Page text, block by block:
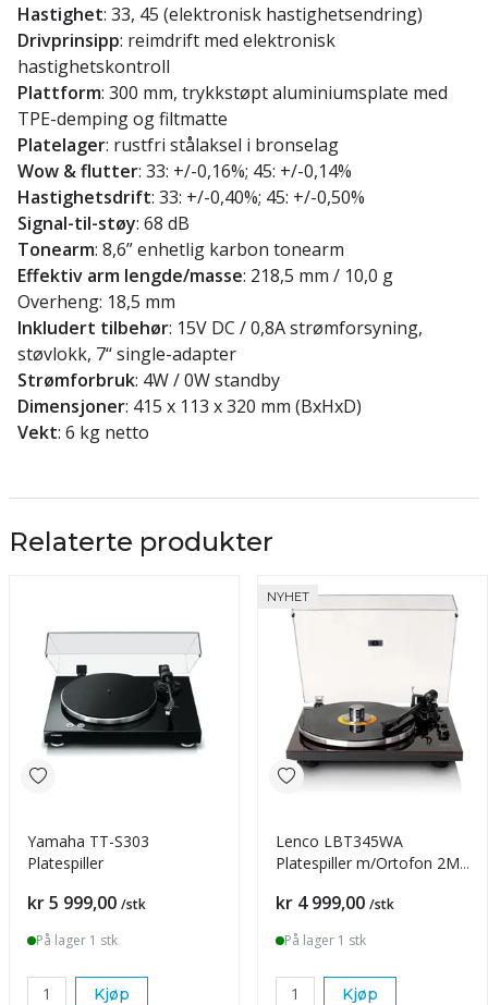
Hastighet: 33, 45 (elektronisk hastighetsendring)
Drivprinsipp: reimdrift med elektronisk
hastighetskontroll
Plattform: 300 mm, trykkstøpt aluminiumsplate med
TPE-demping og filtmatte
Platelager: rustfri stålaksel i bronselag
Wow & flutter: 33: +/-0,16%; 45: +/-0,14%
Hastighetsdrift: 33: +/-0,40%; 45: +/-0,50%
Signal-til-støy: 68 dB
Tonearm: 8,6” enhetlig karbon tonearm
Effektiv arm lengde/masse: 218,5 mm / 10,0 g
Overheng: 18,5 mm
Inkludert tilbehør: 15V DC / 0,8A strømforsyning,
støvlokk, 7‘‘ single-adapter
Strømforbruk: 4W / 0W standby
Dimensjoner: 415 x 113 x 320 mm (BxHxD)
Vekt: 6 kg netto
Relaterte produkter
Yamaha TT-S303
Platespiller
Pris
kr 5 999,00 /stk
På lager 1 stk
Kjøp
NYHET
Lenco LBT345WA
Platespiller m/Ortofon 2M
Pris
kr 4 999,00 /stk
På lager 1 stk
Kjøp